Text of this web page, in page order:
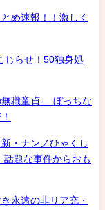
め速報！！激しく
じらせ！50独身処
職童貞- ぼっちな
・ナンノひゃくし
題な事件からおも
永遠の非リア充・